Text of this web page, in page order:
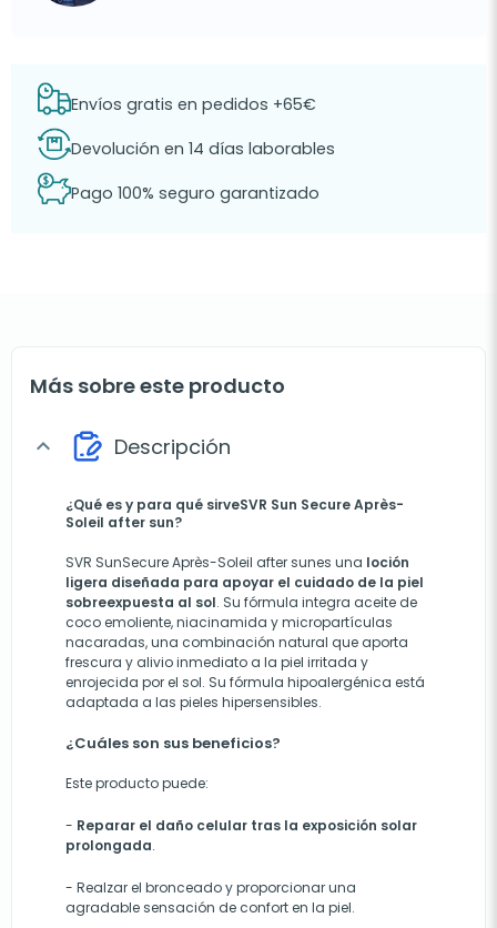
Envíos gratis en pedidos +65€
Devolución en 14 días laborables
Pago 100% seguro garantizado
Más sobre este producto
expand_more Descripción
¿Qué es y para qué sirveSVR Sun Secure Après-
Soleil after sun?
SVR SunSecure Après-Soleil after sunes una loción
ligera diseñada para apoyar el cuidado de la piel
sobreexpuesta al sol. Su fórmula integra aceite de
coco emoliente, niacinamida y micropartículas
nacaradas, una combinación natural que aporta
frescura y alivio inmediato a la piel irritada y
enrojecida por el sol. Su fórmula hipoalergénica está
adaptada a las pieles hipersensibles.
¿Cuáles son sus beneficios?
Este producto puede:
- Reparar el daño celular tras la exposición solar
prolongada.
- Realzar el bronceado y proporcionar una
agradable sensación de confort en la piel.